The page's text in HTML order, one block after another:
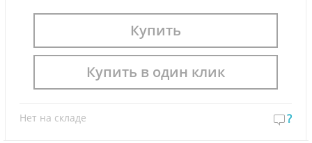
Купить
Нет на складе ?
Купить в один клик